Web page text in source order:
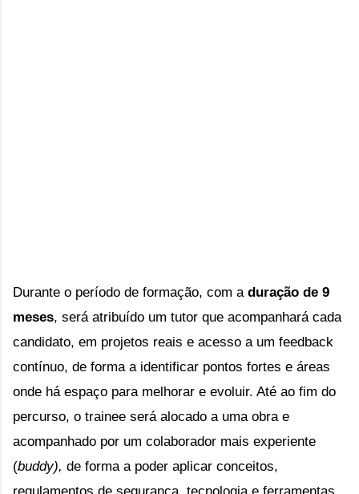
Durante o período de formação, com a duração de 9
meses, será atribuído um tutor que acompanhará cada
candidato, em projetos reais e acesso a um feedback
contínuo, de forma a identificar pontos fortes e áreas
onde há espaço para melhorar e evoluir. Até ao fim do
percurso, o trainee será alocado a uma obra e
acompanhado por um colaborador mais experiente
(buddy), de forma a poder aplicar conceitos,
regulamentos de segurança, tecnologia e ferramentas.